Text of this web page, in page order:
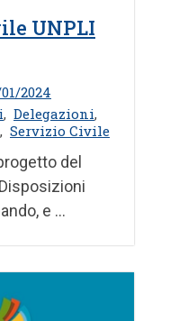
UNPLI
2024
, Delegazioni,
, Servizio Civile
del
e ...